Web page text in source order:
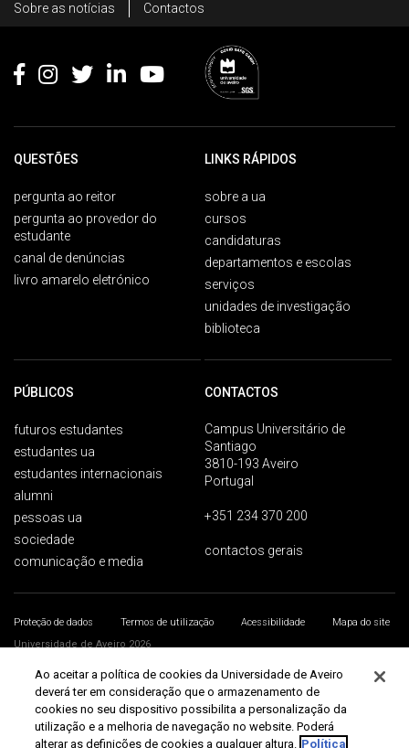
Footer
Sobre as notícias Contactos
QUESTÕES
pergunta ao reitor
pergunta ao provedor do
estudante
canal de denúncias
livro amarelo eletrónico
LINKS RÁPIDOS
sobre a ua
cursos
candidaturas
departamentos e escolas
serviços
unidades de investigação
biblioteca
PÚBLICOS
futuros estudantes
estudantes ua
estudantes internacionais
alumni
pessoas ua
sociedade
comunicação e media
CONTACTOS
Campus Universitário de
Santiago
3810-193 Aveiro
Portugal
+351 234 370 200
contactos gerais
Proteção de dados Termos de utilização Acessibilidade
Mapa do site
Universidade de Aveiro 2026
Ao aceitar a política de cookies da Universidade de Aveiro
deverá ter em consideração que o armazenamento de
cookies no seu dispositivo possibilita a personalização da
utilização e a melhoria de navegação no website. Poderá
alterar as definições de cookies a qualquer altura. Política